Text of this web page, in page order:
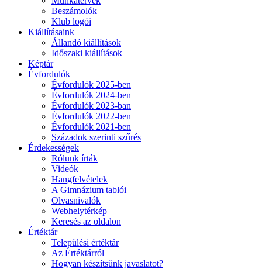
Beszámolók
Klub logói
Kiállításaink
Állandó kiállítások
Időszaki kiállítások
Képtár
Évfordulók
Évfordulók 2025-ben
Évfordulók 2024-ben
Évfordulók 2023-ban
Évfordulók 2022-ben
Évfordulók 2021-ben
Századok szerinti szűrés
Érdekességek
Rólunk írták
Videók
Hangfelvételek
A Gimnázium tablói
Olvasnivalók
Webhelytérkép
Keresés az oldalon
Értéktár
Települési értéktár
Az Értéktárról
Hogyan készítsünk javaslatot?